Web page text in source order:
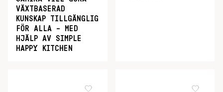
VÄXTBASERAD
KUNSKAP TILLGÄNGLIG
FÖR ALLA – MED
HJÄLP AV SIMPLE
HAPPY KITCHEN